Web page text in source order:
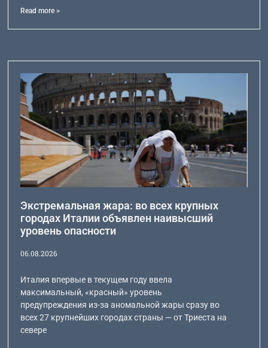
Read more >
Экстремальная жара: во всех крупных
городах Италии объявлен наивысший
уровень опасности
06.08.2026
Италия впервые в текущем году ввела
максимальный, «красный» уровень
предупреждения из-за аномальной жары сразу во
всех 27 крупнейших городах страны — от Триеста на
севере